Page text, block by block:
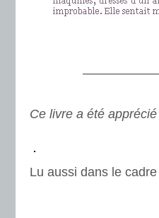
Ce livre a été
Lu aussi dans le